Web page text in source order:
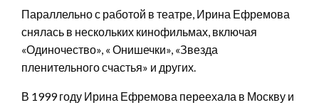
Параллельно с работой в театре, Ирина Ефремова
снялась в нескольких кинофильмах, включая
«Одиночество», « Онишечки», «Звезда
пленительного счастья» и других.
В 1999 году Ирина Ефремова переехала в Москву и